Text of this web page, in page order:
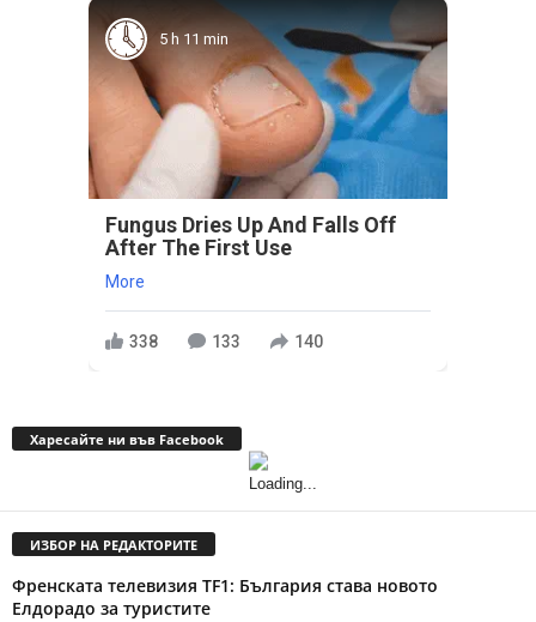
5 h 11 min
Fungus Dries Up And Falls Off
After The First Use
More
338 133 140
Харесайте ни във Facebook
ИЗБОР НА РЕДАКТОРИТЕ
Френската телевизия TF1: България става новото
Елдорадо за туристите